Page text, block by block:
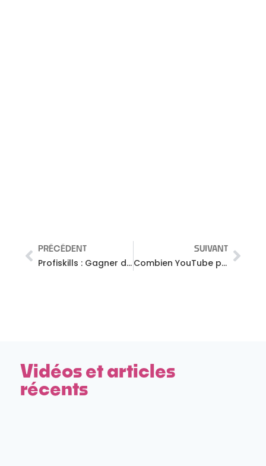
PRÉCÉDENT
Profiskills : Gagner de l’argent facile sur Internet… ou pas 🤔
SUIVANT
Combien YouTube paye pour 1000 vues – Bilan YouTube Août 2021, RPM en baisse
Vidéos et articles
récents